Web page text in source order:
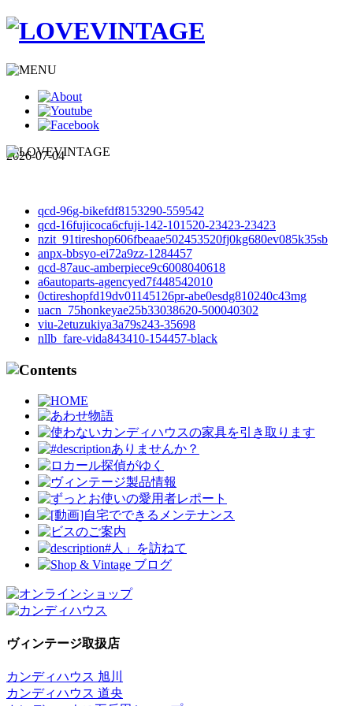
2026-07-04
qcd-96g-bikefdf8153290-559542
qcd-16fujicoca6cfuji-142-101520-23423-23423
nzit_91tireshop606fbeaae502453520fj0kg680ev085k35sb
anpx-bbsyo-ei72a9zz-1284457
qcd-87auc-amberpiece9c6008040618
a6autoparts-agencyed7f448542010
0ctireshopfd19dv01145126pr-abe0esdg810240c43mg
uacn_75honkeyae25b33038620-500040302
viu-2etuzukiya3a79s243-35698
nllb_fare-vida843410-154457-black
ヴィンテージ取扱店
カンディハウス 旭川
カンディハウス 道央